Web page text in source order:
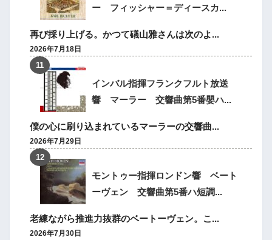
ー フィッシャー＝ディースカ...
再び採り上げる。かつて礒山雅さんは次のよ...
2026年7月18日
インバル指揮フランクフルト放送
響 マーラー 交響曲第5番嬰ハ...
僕の心に刷り込まれているマーラーの交響曲...
2026年7月29日
モントゥー指揮ロンドン響 ベート
ーヴェン 交響曲第5番ハ短調...
老練ながら推進力抜群のベートーヴェン。こ...
2026年7月30日